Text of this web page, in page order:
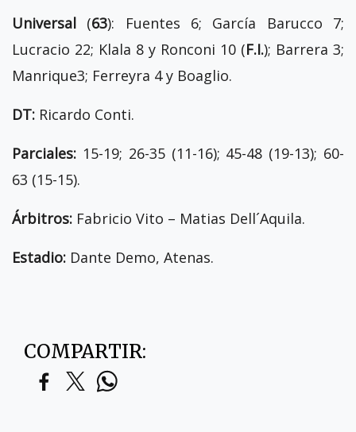
Universal (63): Fuentes 6; García Barucco 7;
Lucracio 22; Klala 8 y Ronconi 10 (F.I.); Barrera 3;
Manrique3; Ferreyra 4 y Boaglio.
DT: Ricardo Conti.
Parciales: 15-19; 26-35 (11-16); 45-48 (19-13); 60-
63 (15-15).
Árbitros: Fabricio Vito – Matias Dell´Aquila.
Estadio: Dante Demo, Atenas.
COMPARTIR: